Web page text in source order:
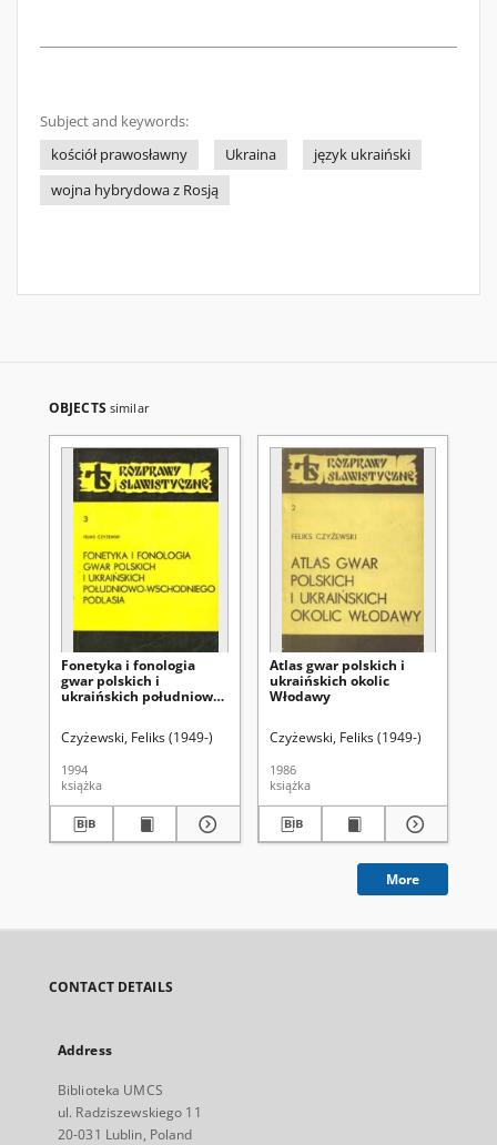
Subject and keywords:
kościół prawosławny
Ukraina
język ukraiński
wojna hybrydowa z Rosją
OBJECTS similar
Fonetyka i fonologia
gwar polskich i
ukraińskich południowo-
Czyżewski, Feliks (1949-)
1994
książka
Atlas gwar polskich i
ukraińskich okolic
Włodawy
Czyżewski, Feliks (1949-)
1986
książka
More
CONTACT DETAILS
Address
Biblioteka UMCS
ul. Radziszewskiego 11
20-031 Lublin, Poland